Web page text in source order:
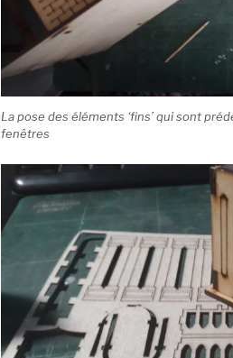
La pose des éléments ‘fins’ qui sont
fenêtres